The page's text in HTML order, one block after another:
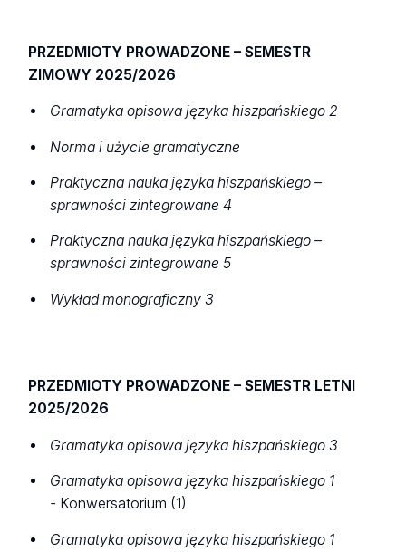
PRZEDMIOTY PROWADZONE – SEMESTR
ZIMOWY 2025/2026
Gramatyka opisowa języka hiszpańskiego 2
Norma i użycie gramatyczne
Praktyczna nauka języka hiszpańskiego –
sprawności zintegrowane 4
Praktyczna nauka języka hiszpańskiego –
sprawności zintegrowane 5
Wykład monograficzny 3
PRZEDMIOTY PROWADZONE – SEMESTR LETNI
2025/2026
Gramatyka opisowa języka hiszpańskiego 3
Gramatyka opisowa języka hiszpańskiego 1
- Konwersatorium (1)
Gramatyka opisowa języka hiszpańskiego 1